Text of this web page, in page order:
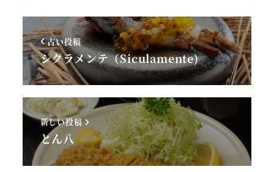
古い投稿
シクラメンテ（Siculamente)
新しい投稿
とん八